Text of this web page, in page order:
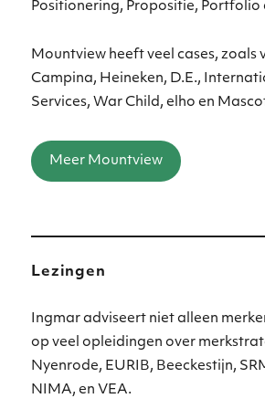
Positionering, Propositie, Portfolio
Mountview heeft veel cases, zoals
Campina, Heineken, D.E.,
Services, War Child, elho en
Meer Mountview
Lezingen
Ingmar adviseert niet alleen
op veel opleidingen over
Nyenrode, EURIB, Beeckestijn,
NIMA, en VEA.